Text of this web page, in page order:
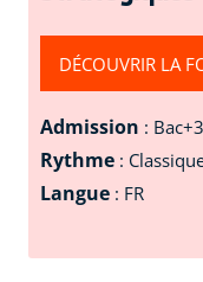
DÉCOUVRIR LA
Admission :
Rythme :
Langue : FR